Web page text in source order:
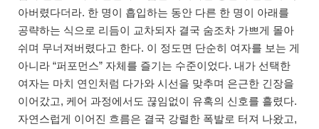
아버렸다더라. 한 명이 흡입하는 동안 다른 한 명이 아래를
공략하는 식으로 리듬이 교차되자 결국 숨조차 가쁘게 몰아
쉬며 무너져버렸다고 한다. 이 정도면 단순히 여자를 보는 게
아니라 “퍼포먼스” 자체를 즐기는 수준이었다. 내가 선택한
여자는 마치 연인처럼 다가와 시선을 맞추며 은근한 긴장을
이어갔고, 케어 과정에서도 끊임없이 유혹의 신호를 흘렸다.
자연스럽게 이어진 흐름은 결국 강렬한 폭발로 터져 나왔고,